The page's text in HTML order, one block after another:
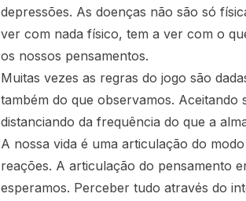
depressões. As doenças não são só
ver com nada físico, tem a ver com o
os nossos pensamentos.
Muitas vezes as regras do jogo são
também do que observamos. Aceitando
distanciando da frequência do que a
A nossa vida é uma articulação do
reações. A articulação do pensamento
esperamos. Perceber tudo através do